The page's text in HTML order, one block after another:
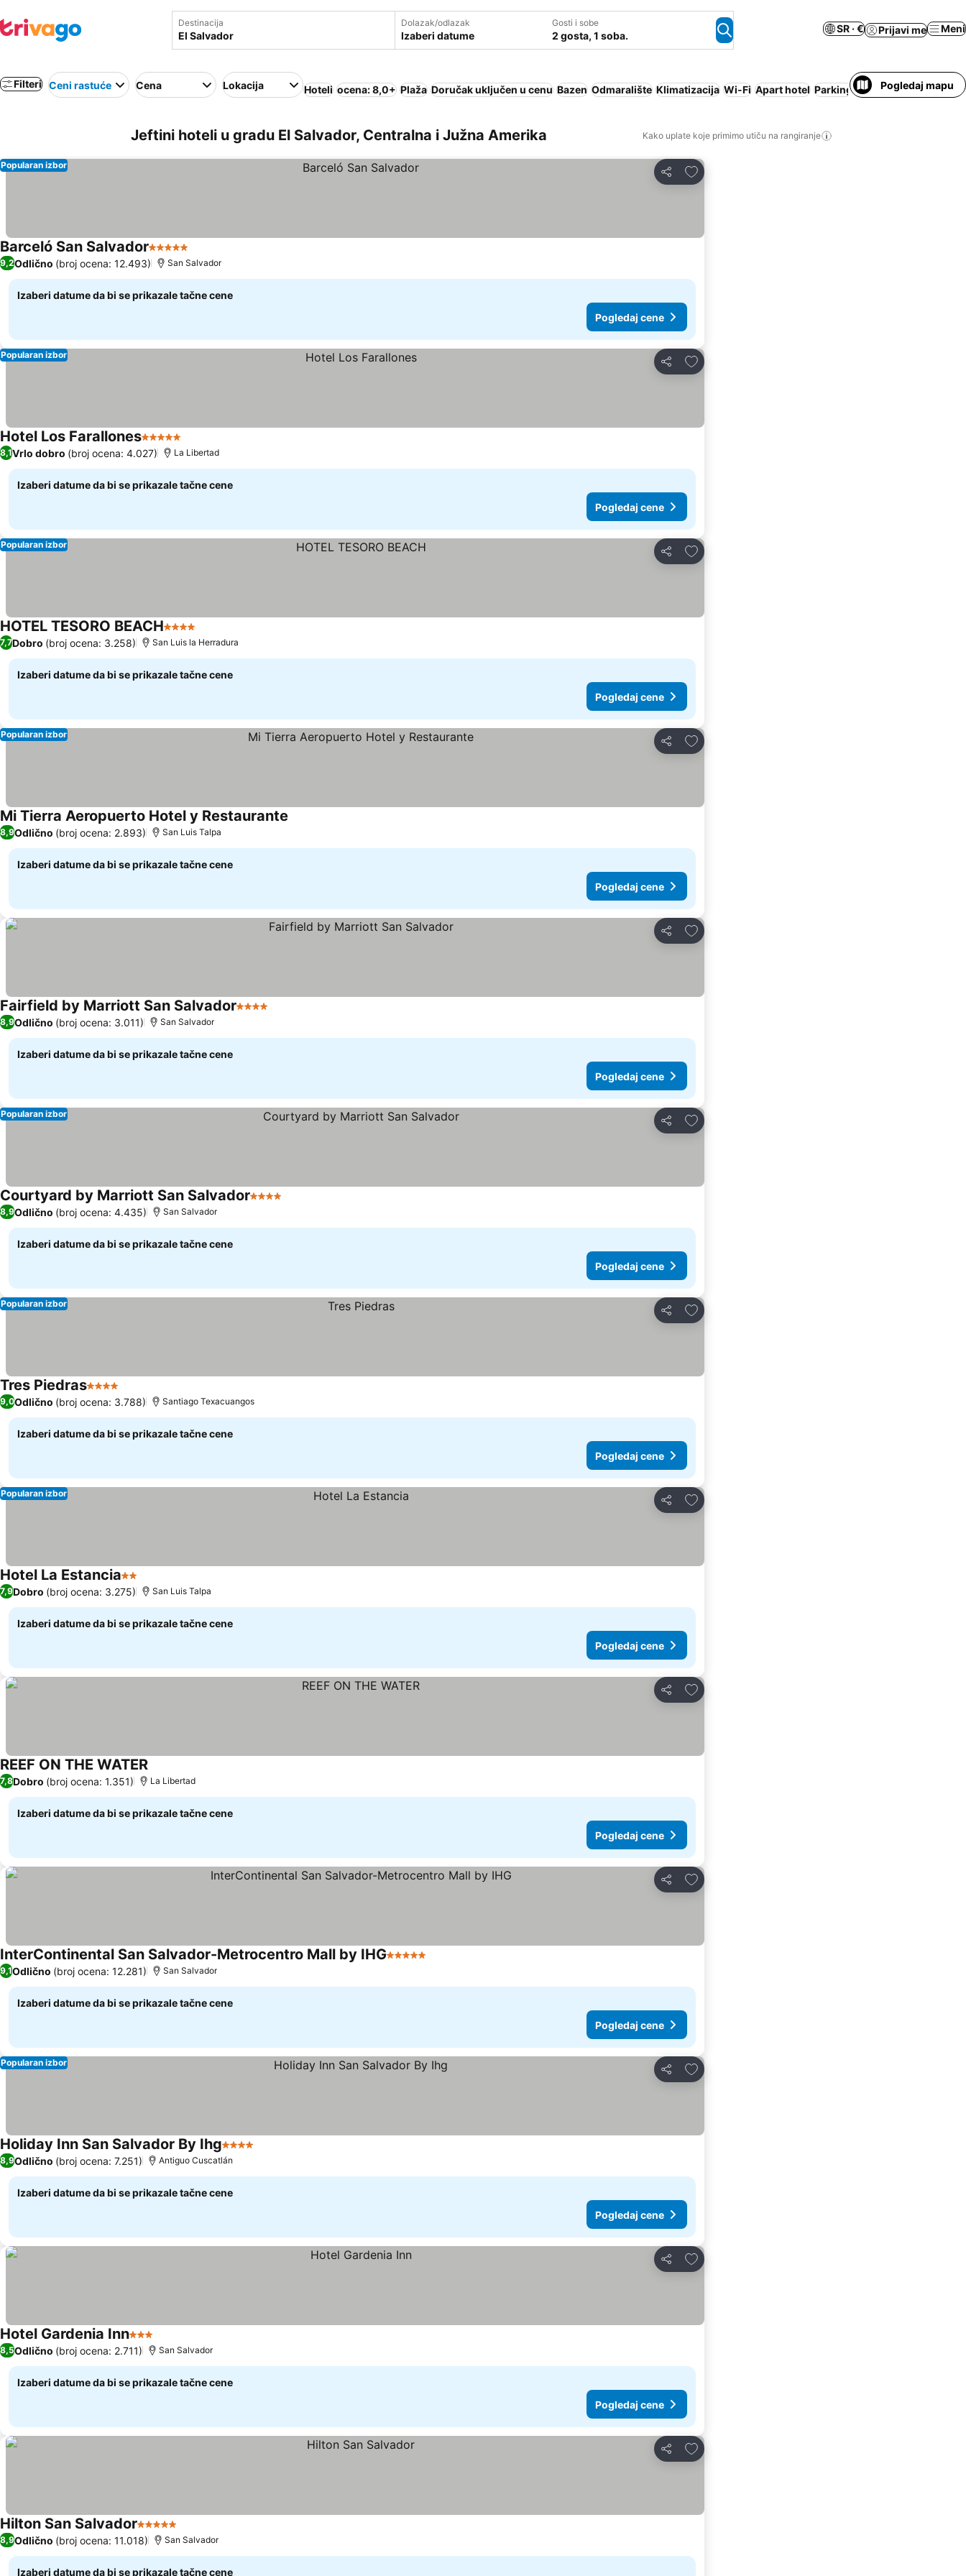
Destinacija Dolazak/odlazak
Izaberi datume
Gosti i sobe
2 gosta, 1 soba.
SR · € Prijavi me Meni
Filteri Ceni rastuće Cena Lokacija Hoteli ocena: 8,0+ Plaža Doručak uključen u cenu Bazen Odmaralište Klimatizacija Wi-Fi Apart hotel Parking Pogledaj mapu
Jeftini hoteli u gradu El Salvador, Centralna i Južna Amerika Kako uplate koje primimo utiču na rangiranje
Deli
Dodati u favorite
Popularan izbor
Barceló San Salvador5 Zvezdice
9,2Odlično (broj ocena: 12.493) San Salvador
Izaberi datume da bi se prikazale tačne cene
Pogledaj cene
Deli
Dodati u favorite
Popularan izbor
Hotel Los Farallones5 Zvezdice
8,1Vrlo dobro (broj ocena: 4.027) La Libertad
Izaberi datume da bi se prikazale tačne cene
Pogledaj cene
Deli
Dodati u favorite
Popularan izbor
HOTEL TESORO BEACH4 Zvezdice
7,7Dobro (broj ocena: 3.258) San Luis la Herradura
Izaberi datume da bi se prikazale tačne cene
Pogledaj cene
Deli
Dodati u favorite
Popularan izbor
Mi Tierra Aeropuerto Hotel y Restaurante
8,9Odlično (broj ocena: 2.893) San Luis Talpa
Izaberi datume da bi se prikazale tačne cene
Pogledaj cene
Deli
Dodati u favorite
Fairfield by Marriott San Salvador4 Zvezdice
8,9Odlično (broj ocena: 3.011) San Salvador
Izaberi datume da bi se prikazale tačne cene
Pogledaj cene
Deli
Dodati u favorite
Popularan izbor
Courtyard by Marriott San Salvador4 Zvezdice
8,9Odlično (broj ocena: 4.435) San Salvador
Izaberi datume da bi se prikazale tačne cene
Pogledaj cene
Deli
Dodati u favorite
Popularan izbor
Tres Piedras4 Zvezdice
9,0Odlično (broj ocena: 3.788) Santiago Texacuangos
Izaberi datume da bi se prikazale tačne cene
Pogledaj cene
Deli
Dodati u favorite
Popularan izbor
Hotel La Estancia2 Zvezdice
7,9Dobro (broj ocena: 3.275) San Luis Talpa
Izaberi datume da bi se prikazale tačne cene
Pogledaj cene
Deli
Dodati u favorite
REEF ON THE WATER
7,8Dobro (broj ocena: 1.351) La Libertad
Izaberi datume da bi se prikazale tačne cene
Pogledaj cene
Deli
Dodati u favorite
InterContinental San Salvador-Metrocentro Mall by IHG5 Zvezdice
9,1Odlično (broj ocena: 12.281) San Salvador
Izaberi datume da bi se prikazale tačne cene
Pogledaj cene
Deli
Dodati u favorite
Popularan izbor
Holiday Inn San Salvador By Ihg4 Zvezdice
8,9Odlično (broj ocena: 7.251) Antiguo Cuscatlán
Izaberi datume da bi se prikazale tačne cene
Pogledaj cene
Deli
Dodati u favorite
Hotel Gardenia Inn3 Zvezdice
8,5Odlično (broj ocena: 2.711) San Salvador
Izaberi datume da bi se prikazale tačne cene
Pogledaj cene
Deli
Dodati u favorite
Hilton San Salvador5 Zvezdice
8,9Odlično (broj ocena: 11.018) San Salvador
Izaberi datume da bi se prikazale tačne cene